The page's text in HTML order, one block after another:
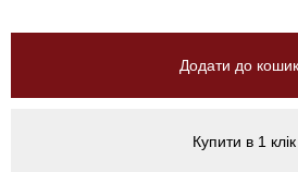
Додати до
Купити в 1 клік